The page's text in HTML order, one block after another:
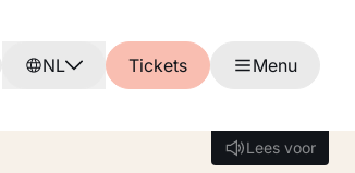
NL Tickets Menu
Lees voor
Lees voor